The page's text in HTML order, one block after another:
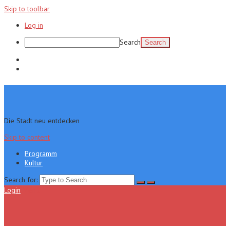
Skip to toolbar
Log in
Search
Die Stadt neu entdecken
Skip to content
Programm
Kultur
Search for:
Login